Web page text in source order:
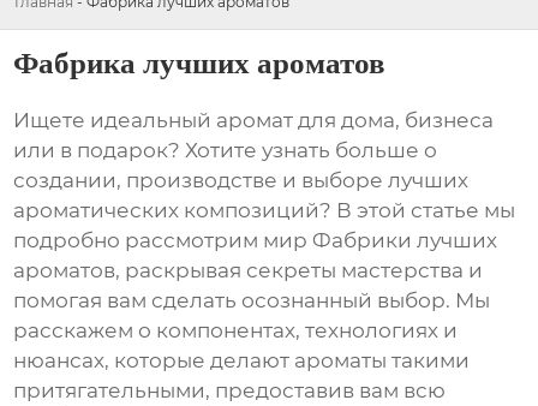
Фабрика лучших ароматов
Ищете идеальный аромат для дома, бизнеса
или в подарок? Хотите узнать больше о
создании, производстве и выборе лучших
ароматических композиций? В этой статье мы
подробно рассмотрим мир Фабрики лучших
ароматов, раскрывая секреты мастерства и
помогая вам сделать осознанный выбор. Мы
расскажем о компонентах, технологиях и
нюансах, которые делают ароматы такими
притягательными, предоставив вам всю